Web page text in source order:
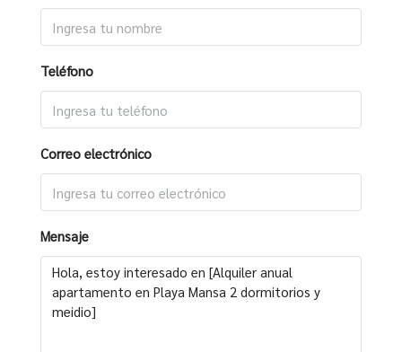
Teléfono
Correo electrónico
Mensaje